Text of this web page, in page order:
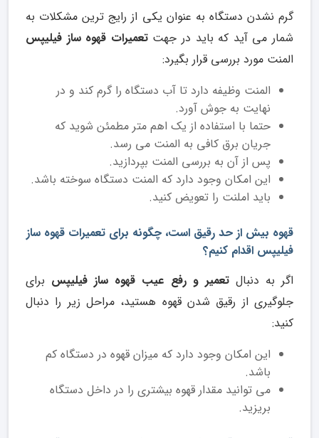
گرم نشدن دستگاه به عنوان یکی از رایج ترین مشکلات به
شمار می آید که باید در جهتتعمیرات قهوه ساز فیلیپس
المنت مورد بررسی قرار بگیرد:
المنت وظیفه دارد تا آب دستگاه را گرم کند و در
نهایت به جوش آورد.
حتما با استفاده از یک اهم متر مطمئن شوید که
جریان برق کافی به المنت می رسد.
پس از آن به بررسی المنت بپردازید.
این امکان وجود دارد که المنت دستگاه سوخته باشد.
باید املنت را تعویض کنید.
قهوه بیش از حد رقیق است، چگونه برای تعمیرات قهوه ساز
فیلیپس اقدام کنیم؟
اگر به دنبالتعمیر و رفع عیب قهوه ساز فیلیپس برای
جلوگیری از رقیق شدن قهوه هستید، مراحل زیر را دنبال
کنید:
این امکان وجود دارد که میزان قهوه در دستگاه کم
باشد.
می توانید مقدار قهوه بیشتری را در داخل دستگاه
بریزید.